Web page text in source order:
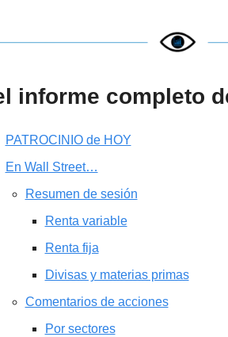
informe completo
PATROCINIO de HOY
En Wall Street…
Resumen de sesión
Renta variable
Renta fija
Divisas y materias primas
Comentarios de acciones
Por sectores